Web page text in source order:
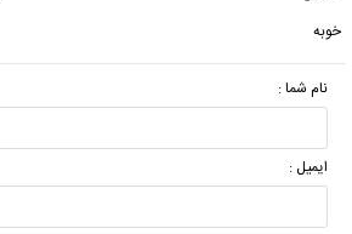
خوبه
نام شما :
ایمیل :